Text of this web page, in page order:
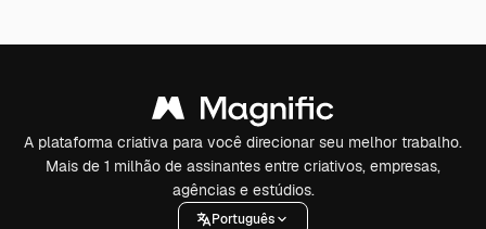
A plataforma criativa para você direcionar seu melhor trabalho.
Mais de 1 milhão de assinantes entre criativos, empresas,
agências e estúdios.
Português